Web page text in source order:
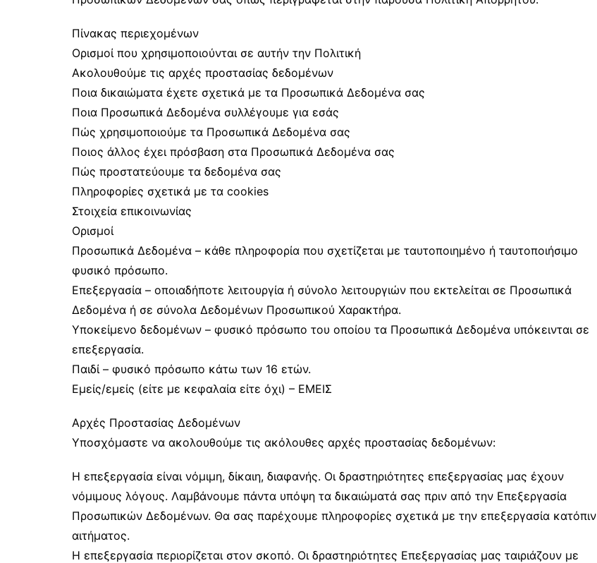
Πίνακας περιεχομένων
Ορισμοί που χρησιμοποιούνται σε αυτήν την Πολιτική
Ακολουθούμε τις αρχές προστασίας δεδομένων
Ποια δικαιώματα έχετε σχετικά με τα Προσωπικά Δεδομένα σας
Ποια Προσωπικά Δεδομένα συλλέγουμε για εσάς
Πώς χρησιμοποιούμε τα Προσωπικά Δεδομένα σας
Ποιος άλλος έχει πρόσβαση στα Προσωπικά Δεδομένα σας
Πώς προστατεύουμε τα δεδομένα σας
Πληροφορίες σχετικά με τα cookies
Στοιχεία επικοινωνίας
Ορισμοί
Προσωπικά Δεδομένα – κάθε πληροφορία που σχετίζεται με ταυτοποιημένο ή ταυτοποιήσιμο
φυσικό πρόσωπο.
Επεξεργασία – οποιαδήποτε λειτουργία ή σύνολο λειτουργιών που εκτελείται σε Προσωπικά
Δεδομένα ή σε σύνολα Δεδομένων Προσωπικού Χαρακτήρα.
Υποκείμενο δεδομένων – φυσικό πρόσωπο του οποίου τα Προσωπικά Δεδομένα υπόκεινται σε
επεξεργασία.
Παιδί – φυσικό πρόσωπο κάτω των 16 ετών.
Εμείς/εμείς (είτε με κεφαλαία είτε όχι) – ΕΜΕΙΣ
Αρχές Προστασίας Δεδομένων
Υποσχόμαστε να ακολουθούμε τις ακόλουθες αρχές προστασίας δεδομένων:
Η επεξεργασία είναι νόμιμη, δίκαιη, διαφανής. Οι δραστηριότητες επεξεργασίας μας έχουν
νόμιμους λόγους. Λαμβάνουμε πάντα υπόψη τα δικαιώματά σας πριν από την Επεξεργασία
Προσωπικών Δεδομένων. Θα σας παρέχουμε πληροφορίες σχετικά με την επεξεργασία κατόπιν
αιτήματος.
Η επεξεργασία περιορίζεται στον σκοπό. Οι δραστηριότητες Επεξεργασίας μας ταιριάζουν με